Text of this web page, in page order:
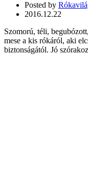
Posted by
2016.12.22
Szomorú, téli,
mese a kis rókáról, aki
biztonságától. Jó